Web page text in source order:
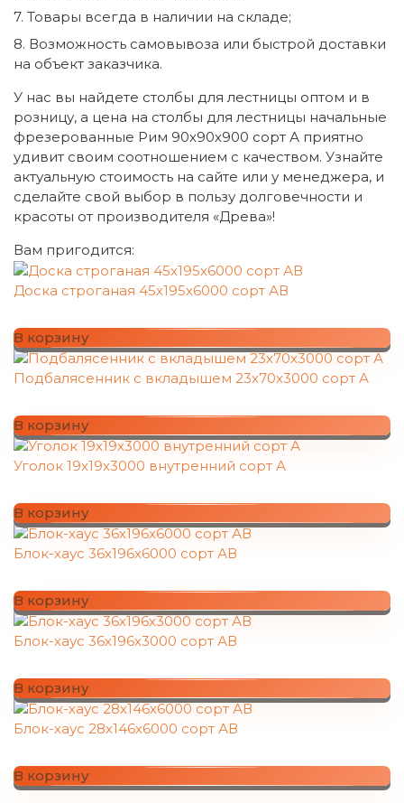
Товары всегда в наличии на складе;
Возможность самовывоза или быстрой доставки
на объект заказчика.
У нас вы найдете столбы для лестницы оптом и в
розницу, а цена на столбы для лестницы начальные
фрезерованные Рим 90х90х900 сорт А приятно
удивит своим соотношением с качеством. Узнайте
актуальную стоимость на сайте или у менеджера, и
сделайте свой выбор в пользу долговечности и
красоты от производителя «Древа»!
Вам пригодится:
Доска строганая 45х195х6000 сорт АВ
В корзину
Подбалясенник с вкладышем 23х70х3000 сорт А
В корзину
Уголок 19х19х3000 внутренний сорт А
В корзину
Блок-хаус 36х196х6000 сорт АВ
В корзину
Блок-хаус 36х196х3000 сорт АВ
В корзину
Блок-хаус 28х146х6000 сорт АВ
В корзину